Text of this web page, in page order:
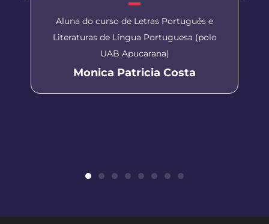
Aluna do curso de Letras Português e
Literaturas de Língua Portuguesa (polo
UAB Apucarana)
Monica Patricia Costa